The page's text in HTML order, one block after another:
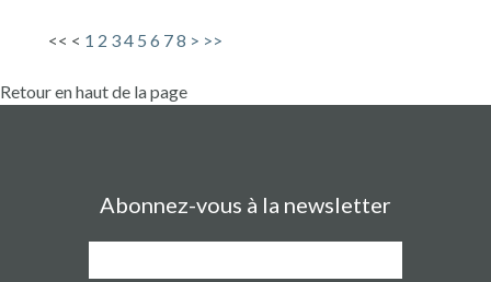
<< < 1 2 34 5 6 78 > >>
Retour en haut de la page
Abonnez-vous à la newsletter